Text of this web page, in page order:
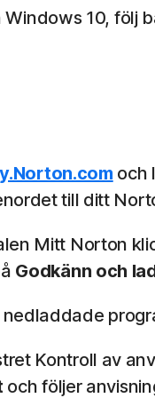
Windows 10, följ
och
till ditt
Mitt Norton
Godkänn och
nedladdade
Kontroll av
och följer